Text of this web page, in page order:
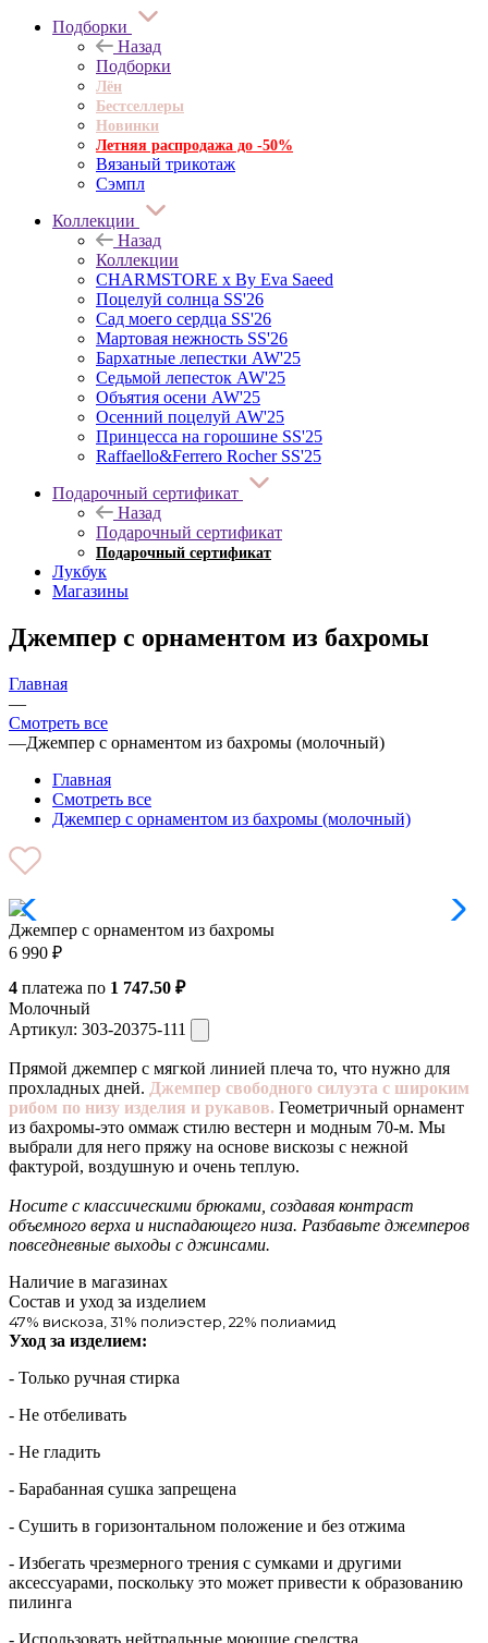
Подборки
Назад
Подборки
Лён
Бестселлеры
Новинки
Летняя распродажа до -50%
Вязаный трикотаж
Сэмпл
Коллекции
Назад
Коллекции
CHARMSTORE х By Eva Saeed
Поцелуй солнца SS'26
Сад моего сердца SS'26
Мартовая нежность SS'26
Бархатные лепестки AW'25
Седьмой лепесток AW'25
Объятия осени AW'25
Осенний поцелуй AW'25
Принцесса на горошине SS'25
Raffaello&Ferrero Rocher SS'25
Подарочный сертификат
Назад
Подарочный сертификат
Подарочный сертификат
Лукбук
Магазины
Джемпер с орнаментом из бахромы
Главная
—
Смотреть все
—Джемпер с орнаментом из бахромы (молочный)
Главная
Смотреть все
Джемпер с орнаментом из бахромы (молочный)
Джемпер с орнаментом из бахромы
6 990 ₽
4 платежа по 1 747.50 ₽
Молочный
Артикул: 303-20375-111
Прямой джемпер с мягкой линией плеча то, что нужно для
прохладных дней. Джемпер свободного силуэта с широким
рибом по низу изделия и рукавов. Геометричный орнамент
из бахромы-это оммаж стилю вестерн и модным 70-м. Мы
выбрали для него пряжу на основе вискозы с нежной
фактурой, воздушную и очень теплую.
Носите с классическими брюками, создавая контраст
объемного верха и ниспадающего низа. Разбавьте джемперов
повседневные выходы с джинсами.
Наличие в магазинах
Состав и уход за изделием
47% вискоза, 31% полиэстер, 22% полиамид
Уход за изделием:
- Только ручная стирка
- Не отбеливать
- Не гладить
- Барабанная сушка запрещена
- Сушить в горизонтальном положение и без отжима
- Избегать чрезмерного трения с сумками и другими
аксессуарами, поскольку это может привести к образованию
пилинга
- Использовать нейтральные моющие средства